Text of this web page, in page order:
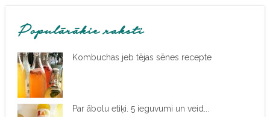
Populārākie raksti
Kombuchas jeb tējas sēnes recepte
Par ābolu etiķi. 5 ieguvumi un veid...